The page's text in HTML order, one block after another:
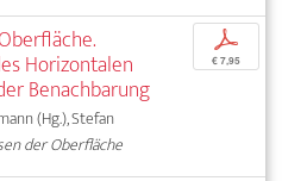
Horizontalen
Benachbarung
(Hg.), Stefan
der Oberfläche
p
€ 7,95